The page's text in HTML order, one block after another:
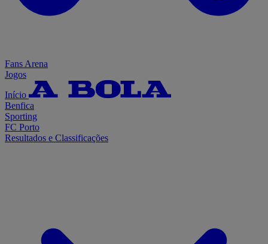
Fans Arena
Jogos
Início
Benfica
Sporting
FC Porto
Resultados e Classificações